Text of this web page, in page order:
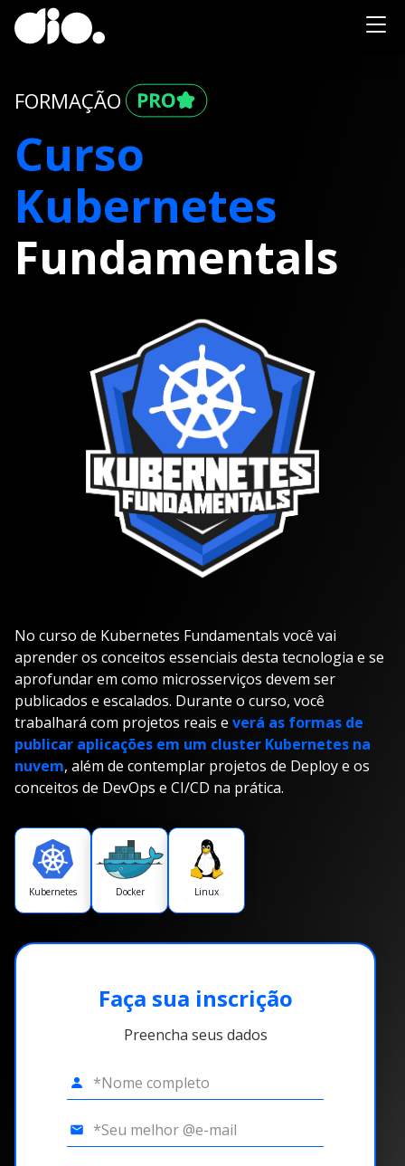
FORMAÇÃO
Curso
Kubernetes
Fundamentals
No curso de Kubernetes Fundamentals você vai
aprender os conceitos essenciais desta tecnologia e se
aprofundar em como microsserviços devem ser
publicados e escalados. Durante o curso, você
trabalhará com projetos reais e verá as formas de
publicar aplicações em um cluster Kubernetes na
nuvem, além de contemplar projetos de Deploy e os
conceitos de DevOps e CI/CD na prática.
Kubernetes Docker Linux
Faça sua inscrição
Preencha seus dados